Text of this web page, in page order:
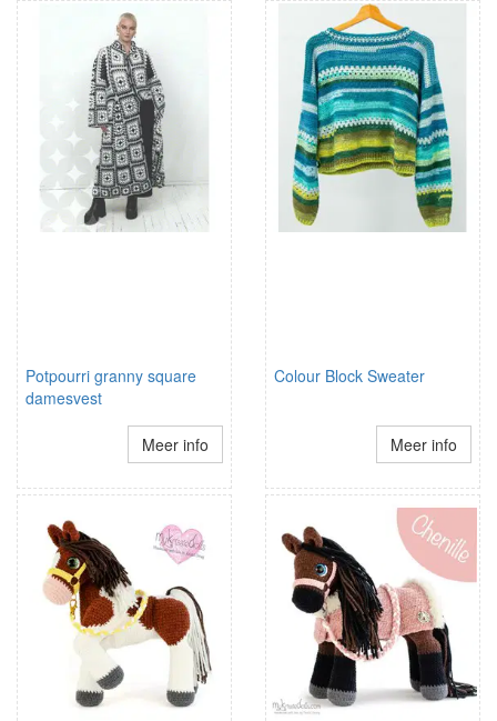
Potpourri granny square
damesvest
Meer info
Colour Block Sweater
Meer info